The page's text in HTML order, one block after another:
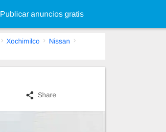
Publicar anuncios gratis
Xochimilco
Nissan
Share